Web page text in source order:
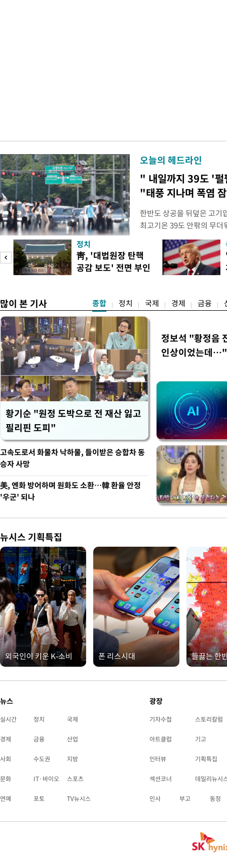
오늘의 헤드라인
" 내일까지 39도 '펄
"태풍 지나며 폭염
한반도 상공을 뒤덮은 고기
최고기온 39도 안팎의 무
'돌핀'이 지나며 기압계가
으로 주춤할 것으로 기상청
정례 브리핑을 열고 이같이
관은 "상층까지 잘 연결된
정치
靑, '대법원장 탄핵
공감 보도' 전면 부인
많이 본 기사 종합 정치 국제 경제 금융
황기순 "원정 도박으로 전 재산 잃고
필리핀 도피"
정보석 "황정음
인상이었는데…"
고속도로서 화물차 낙하물, 들이받은 승합차 동
승자 사망
美, 엔화 방어하며 원화도 소환…韓 환율 안정
'우군' 되나
뉴시스 기획특집
외국인이 키운 K-소비 폰 리스시대 들끓는 한
뉴스
실시간 정치 국제
경제 금융 산업
사회 수도권 지방
문화 IT·바이오 스포츠
연예 포토 TV뉴시스
광장
기자수첩 스토리칼럼
아트클럽 기고
인터뷰 기획특집
섹션코너 데일리뉴시
인사 부고 동정